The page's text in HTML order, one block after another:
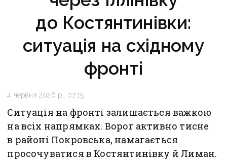
до Костянтинівки:
ситуація на східному
фронті
4 червня 2026 р., 07:15
Ситуація на фронті залишається важкою
на всіх напрямках. Ворог активно тисне
в районі Покровська, намагається
просочуватися в Костянтинівку й Лиман.